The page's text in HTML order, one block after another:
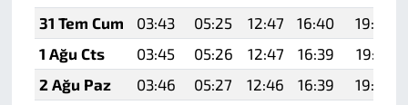
31 Tem Cum
03:43 05:25 12:47 16:40
19:58
1 Ağu Cts
03:45 05:26 12:47 16:39
19:57
2 Ağu Paz
03:46 05:27 12:46 16:39
19:56